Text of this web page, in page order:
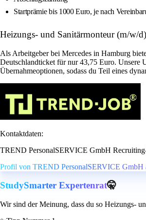
Startprämie bis 1000 Euro, je nach
Heizungs- und Sanitärmonteur (m/w/
Als Arbeitgeber bei Mercedes in Hamburg
Deutschlandticket für nur 43,75 Euro. Unsere
Übernahmeoptionen, sodass du Teil eines
Kontaktdaten:
TREND PersonalSERVICE GmbH
Profil von TREND PersonalSERVICE GmbH
StudySmarter Expertenrat🤫
Wir sind der Meinung, dass du so Heizungs-